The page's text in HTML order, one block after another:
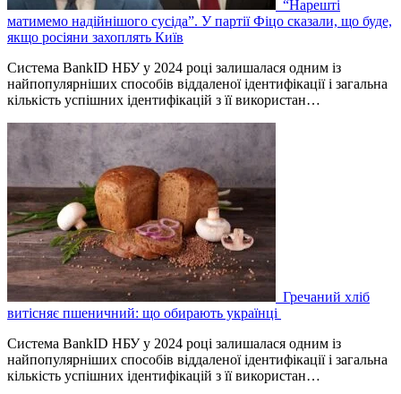
“Нарешті
матимемо надійнішого сусіда”. У партії Фіцо сказали, що буде,
якщо росіяни захоплять Київ
Система BankID НБУ у 2024 році залишалася одним із
найпопулярніших способів віддаленої ідентифікації і загальна
кількість успішних ідентифікацій з її використан…
Гречаний хліб
витісняє пшеничний: що обирають українці
Система BankID НБУ у 2024 році залишалася одним із
найпопулярніших способів віддаленої ідентифікації і загальна
кількість успішних ідентифікацій з її використан…